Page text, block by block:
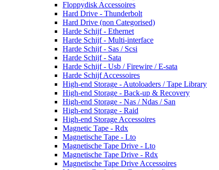
Floppydisk Accessoires
Hard Drive - Thunderbolt
Hard Drive (non Categorised)
Harde Schijf - Ethernet
Harde Schijf - Multi-interface
Harde Schijf - Sas / Scsi
Harde Schijf - Sata
Harde Schijf - Usb / Firewire / E-sata
Harde Schijf Accessoires
High-end Storage - Autoloaders / Tape Library
High-end Storage - Back-up & Recovery
High-end Storage - Nas / Ndas / San
High-end Storage - Raid
High-end Storage Accessoires
Magnetic Tape - Rdx
Magnetische Tape - Lto
Magnetische Tape Drive - Lto
Magnetische Tape Drive - Rdx
Magnetische Tape Drive Accessoires